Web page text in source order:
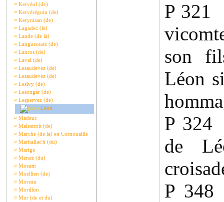
¤ Kervéol (de)
¤ Kervéréguin (de)
¤ Kerynisan (de)
¤ Lagadec (le)
¤ Lande (de la)
¤ Langueouez (de)
¤ Lanros (de)
¤ Laval (de)
¤ Lesaudevez (de)
¤ Lesaudevez (de)
¤ Lesivy (de)
¤ Lesongar (de)
¤ Lespervez (de)
Léon
¤ Madeuc
¤ Malestroit (de)
¤ Marche (de la) en Cornouaille
¤ Marhallac'h (du)
¤ Marigo
¤ Menez (du)
¤ Moeam
¤ Moellien (de)
¤ Moreau
¤ Morillon
¤ Mur (de et du)
P 321
son
Léon
P
de
P